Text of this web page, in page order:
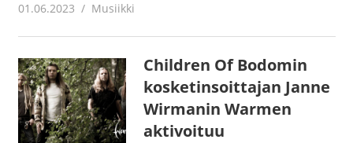
01.06.2023 Juha Kaunisto
Musiikki
Children Of Bodomin
kosketinsoittajan Janne
Wirmanin Warmen
aktivoituu